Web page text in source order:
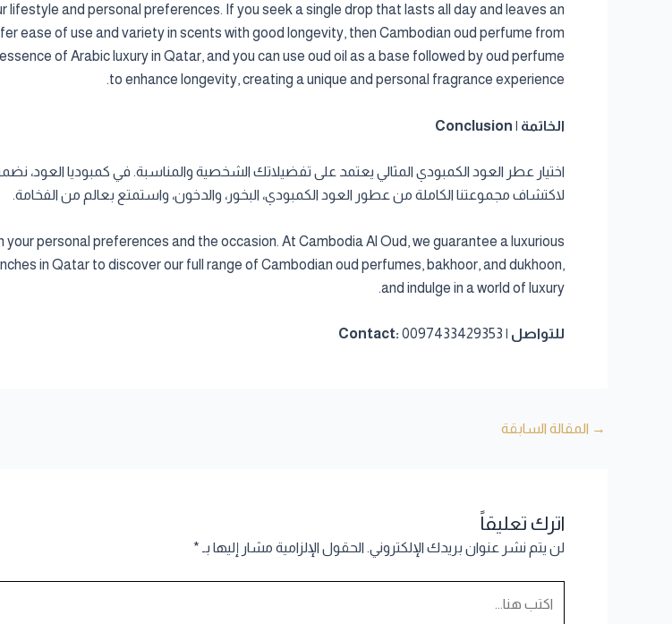
lifestyle and personal preferences. If you seek a single drop that lasts all day and leaves an
ease of use and variety in scents with good longevity, then Cambodian oud perfume from
of Arabic luxury in Qatar, and you can use oud oil as a base followed by oud perfume
to enhance longevity, creating a unique and personal fragrance experience.
الخاتمة | Conclusion
اختيار عطر العود الكمبودي المثالي يعتمد على تفضيلاتك الشخصية والمناسبة. في كمبوديا العود،
لاكتشاف مجموعتنا الكاملة من عطور العود الكمبودي، البخور، والدخون، واستمتع بعالم من الفخامة.
personal preferences and the occasion. At Cambodia Al Oud, we guarantee a luxurious
in Qatar to discover our full range of Cambodian oud perfumes, bakhoor, and dukhoon,
and indulge in a world of luxury.
للتواصل | Contact: 0097433429353
→ المقالة السابقة
اترك تعليقاً
لن يتم نشر عنوان بريدك الإلكتروني. الحقول الإلزامية مشار إليها بـ *
هنا...